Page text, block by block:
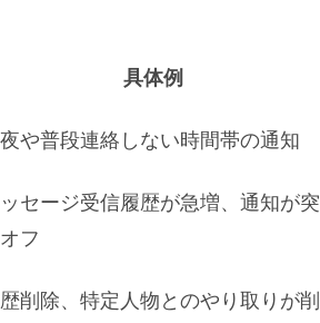
具体例
や普段連絡しない時間帯の通知
ッセージ受信履歴が急増、通知が突
フ
削除、特定人物とのやり取りが削